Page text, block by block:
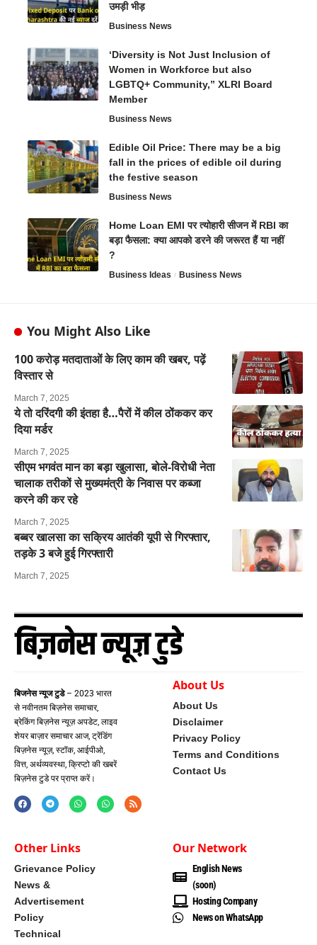
उमड़ी भीड़
Business News
‘Diversity is Not Just Inclusion of
Women in Workforce but also
LGBTQ+ Community,” XLRI Board
Member
Business News
Edible Oil Price: There may be a big
fall in the prices of edible oil during
the festive season
Business News
Home Loan EMI पर त्योहारी सीजन में RBI का
बड़ा फैसला: क्या आपको डरने की जरूरत हैं या नहीं
?
Business Ideas Business News
You Might Also Like
100 करोड़ मतदाताओं के लिए काम की खबर, पढ़ें
विस्तार से
March 7, 2025
ये तो दरिंदगी की इंतहा है…पैरों में कील ठोंककर कर
दिया मर्डर
March 7, 2025
सीएम भगवंत मान का बड़ा खुलासा, बोले-विरोधी नेता
चालाक तरीकों से मुख्यमंत्री के निवास पर कब्जा
करने की कर रहे
March 7, 2025
बब्बर खालसा का सक्रिय आतंकी यूपी से गिरफ्तार,
तड़के 3 बजे हुई गिरफ्तारी
March 7, 2025
बिजनेस न्यूज टुडे– 2023 भारत
से नवीनतम बिज़नेस समाचार,
ब्रेकिंग बिज़नेस न्यूज़ अपडेट, लाइव
शेयर बाज़ार समाचार आज, ट्रेंडिंग
बिज़नेस न्यूज़, स्टॉक, आईपीओ,
वित्त, अर्थव्यवस्था, क्रिप्टो की खबरें
बिज़नेस टुडे पर प्राप्त करें।
About Us
About Us
Disclaimer
Privacy Policy
Terms and Conditions
Contact Us
Other Links
Grievance Policy
News &
Advertisement
Policy
Technical
Our Network
English News
(soon)
Hosting Company
News on WhatsApp